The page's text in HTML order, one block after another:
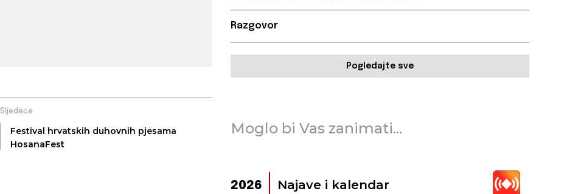
Sljedeće
Festival hrvatskih duhovnih pjesama
HosanaFest
Razgovor
Pogledajte sve
Moglo bi Vas zanimati...
2026 Najave i kalendar